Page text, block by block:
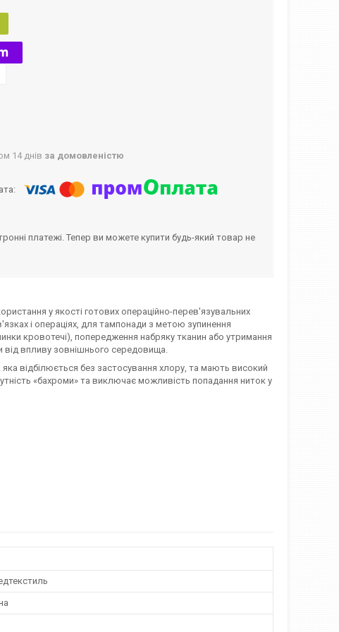
14 днів за домовленістю
платежі. Тепер ви можете купити будь-який товар не
у якості готових операційно-перев'язувальних
і операціях, для тампонади з метою зупинення
кровотечі), попередження набряку тканин або утримання
від впливу зовнішнього середовища.
відбілюється без застосування хлору, та мають високий
«бахроми» та виключає можливість попадання ниток у